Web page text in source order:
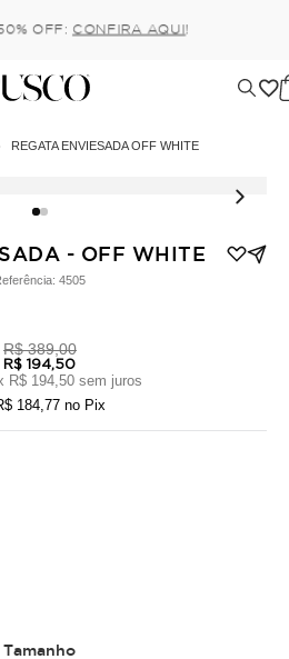
(parcela mínima de 100 reais) sem
REGATA ENVIESADA OFF WHITE
- OFF WHITE
4505
R$ 389,00
R$ 194,50
R$ 194,50 sem juros
184,77 no Pix
Tamanho